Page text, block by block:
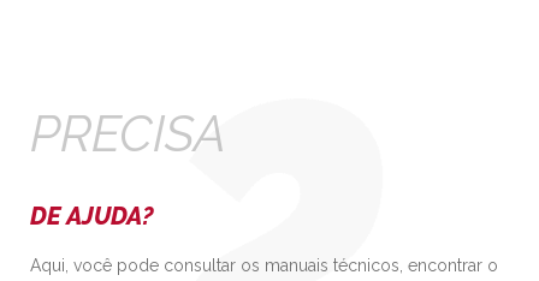
PRECISA
DE AJUDA?
Aqui, você pode consultar os manuais técnicos, encontrar o